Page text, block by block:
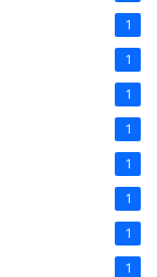
1
1
1
1
1
1
1
1